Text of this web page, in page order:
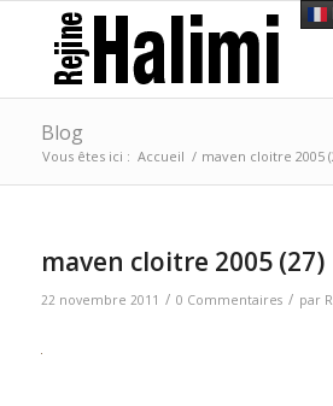
Blog
Vous êtes ici : Accueil / maven cloitre 2005
maven cloitre 2005 (27)
22 novembre 2011 / 0 Commentaires / par